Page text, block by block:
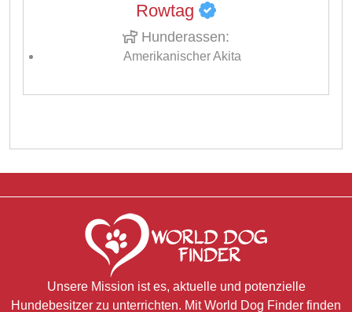
Rowtag
Hunderassen:
Amerikanischer Akita
Unsere Mission ist es, aktuelle und potenzielle
Hundebesitzer zu unterrichten. Mit World Dog Finder finden